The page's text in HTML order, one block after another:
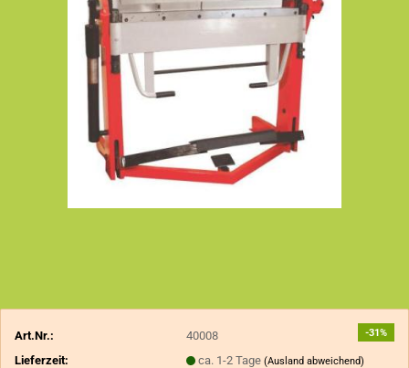
-31%
Art.Nr.:
40008
Lieferzeit:
ca. 1-2 Tage(Ausland abweichend)